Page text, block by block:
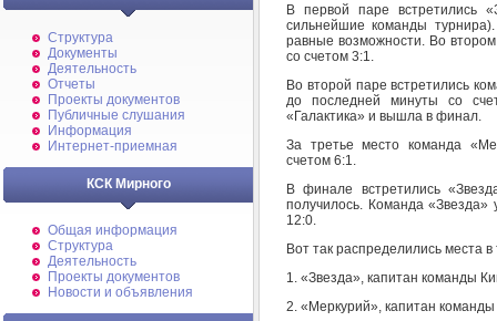
Структура
Документы
Деятельность
Отчеты
Проекты документов
Публичные слушания
Информация
Интернет-приемная
КСК Мирного
Общая информация
Структура
Деятельность
Проекты документов
Новости и объявления
В первой паре встретились
сильнейшие команды
равные возможности. Во
со счетом 3:1.
Во второй паре встретились
до последней минуты со
«Галактика» и вышла в финал.
За третье место команда
счетом 6:1.
В финале встретились
получилось. Команда
12:0.
Вот так распределились места
1. «Звезда», капитан команды
2. «Меркурий», капитан